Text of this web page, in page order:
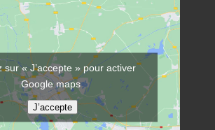
sur « J’accepte » pour activer
Google maps
J’accepte